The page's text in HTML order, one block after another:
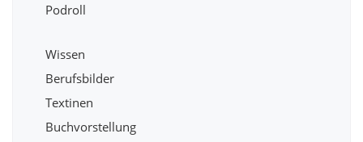
Podroll
Wissen
Berufsbilder
Textinen
Buchvorstellung